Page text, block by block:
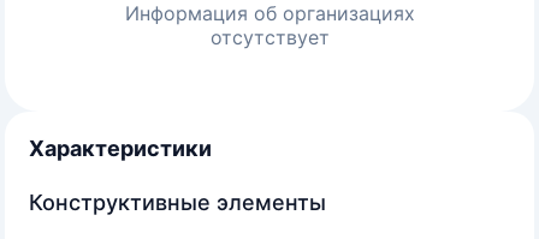
Информация об организациях
отсутствует
Характеристики
Конструктивные элементы